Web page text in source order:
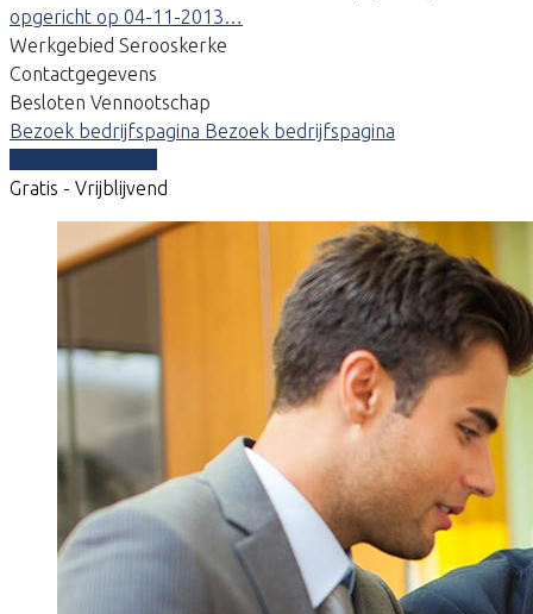
opgericht op 04-11-2013…
Werkgebied Serooskerke
Contactgegevens
Besloten Vennootschap
Bezoek bedrijfspagina Bezoek bedrijfspagina
Gratis - Vrijblijvend